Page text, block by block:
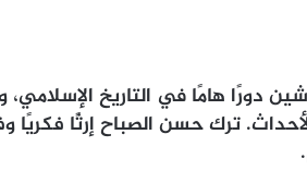
دورًا هامًا في التاريخ
ترك حسن الصباح إرثًا فكريًا